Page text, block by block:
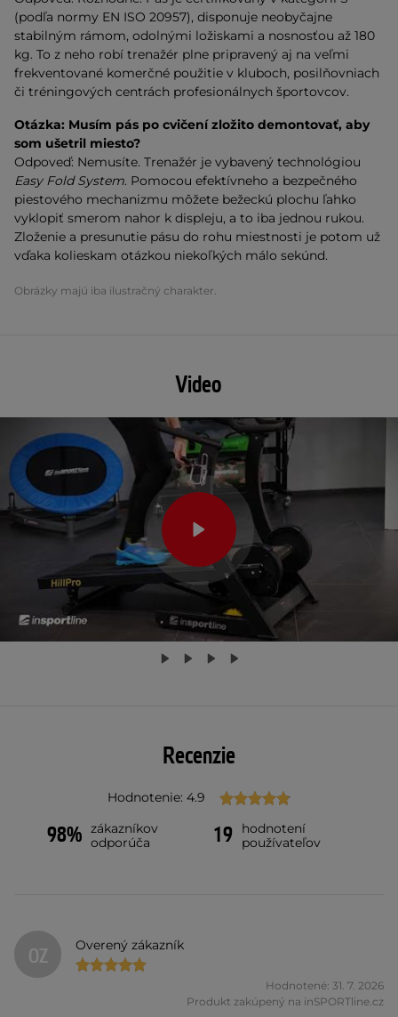
(podľa normy EN ISO 20957), disponuje neobyčajne
stabilným rámom, odolnými ložiskami a nosnosťou až 180
kg. To z neho robí trenažér plne pripravený aj na veľmi
frekventované komerčné použitie v kluboch, posilňovniach
či tréningových centrách profesionálnych športovcov.
Otázka: Musím pás po cvičení zložito demontovať, aby
som ušetril miesto?
Odpoveď: Nemusíte. Trenažér je vybavený technológiou
Easy Fold System. Pomocou efektívneho a bezpečného
piestového mechanizmu môžete bežeckú plochu ľahko
vyklopiť smerom nahor k displeju, a to iba jednou rukou.
Zloženie a presunutie pásu do rohu miestnosti je potom už
vďaka kolieskam otázkou niekoľkých málo sekúnd.
Obrázky majú iba ilustračný charakter.
Video
Recenzie
Hodnotenie: 4.9
98% zákazníkov
odporúča
19
hodnotení
používateľov
OZ Overený zákazník
Hodnotené: 31. 7. 2026
Produkt zakúpený na inSPORTline.cz